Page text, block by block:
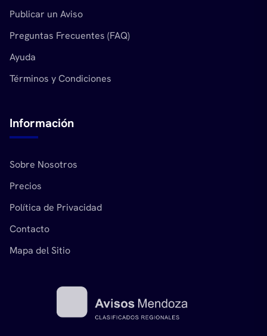
Publicar un Aviso
Preguntas Frecuentes (FAQ)
Ayuda
Términos y Condiciones
Información
Sobre Nosotros
Precios
Política de Privacidad
Contacto
Mapa del Sitio